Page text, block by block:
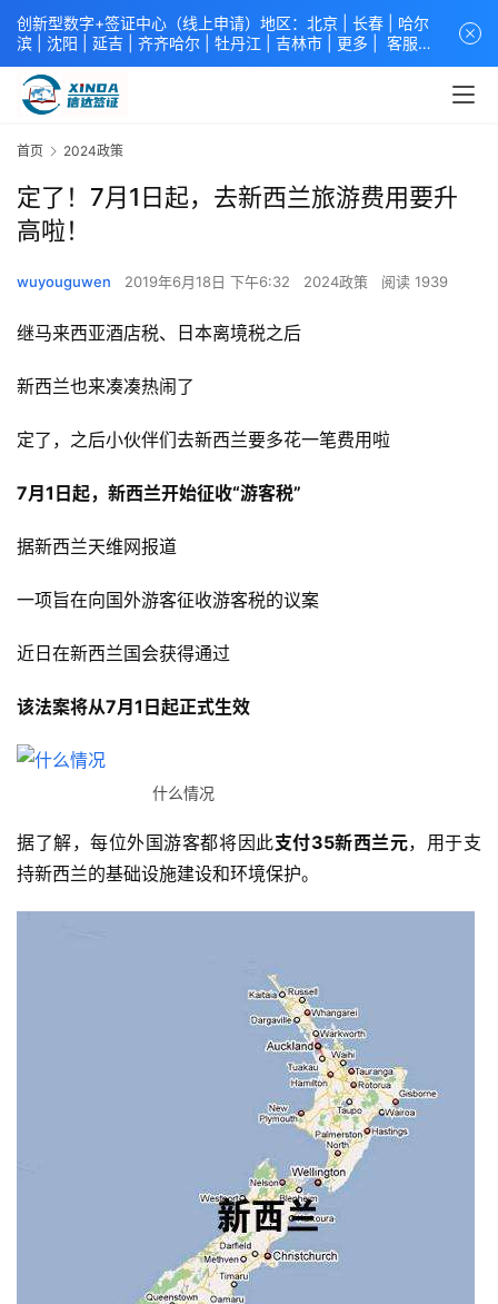
首页 2024政策
定了！7月1日起，去新西兰旅游费用要升
高啦！
wuyouguwen 2019年6月18日 下午6:32 2024政策 阅读 1939
继马来西亚酒店税、日本离境税之后
新西兰也来凑凑热闹了
定了，之后小伙伴们去新西兰要多花一笔费用啦
7月1日起，新西兰开始征收“游客税”
据新西兰天维网报道
一项旨在向国外游客征收游客税的议案
近日在新西兰国会获得通过
该法案将从7月1日起正式生效
什么情况
据了解，每位外国游客都将因此支付35新西兰元，用于支
持新西兰的基础设施建设和环境保护。
创新型数字+签证中心（线上申请）地区：北京 | 长春
哈尔
滨
沈阳 延吉 | 齐齐哈尔 | 牡丹江 吉林市 | 更多 | 客服中
心
中青旅信达联合签证中心
学签证 商务签证 探亲签证 旅游签证 涉外公证 外交部认证 单
xindavisa01 免责声明：本站非政府网站，不隶属于大使馆！
提供服务机构：
公司.专业：留学签证 商务签证 探亲签证 旅游签证 涉外公证 外
交部认证 单（双认证），海牙认证。